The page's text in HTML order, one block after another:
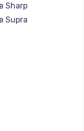
Sharp
Supra